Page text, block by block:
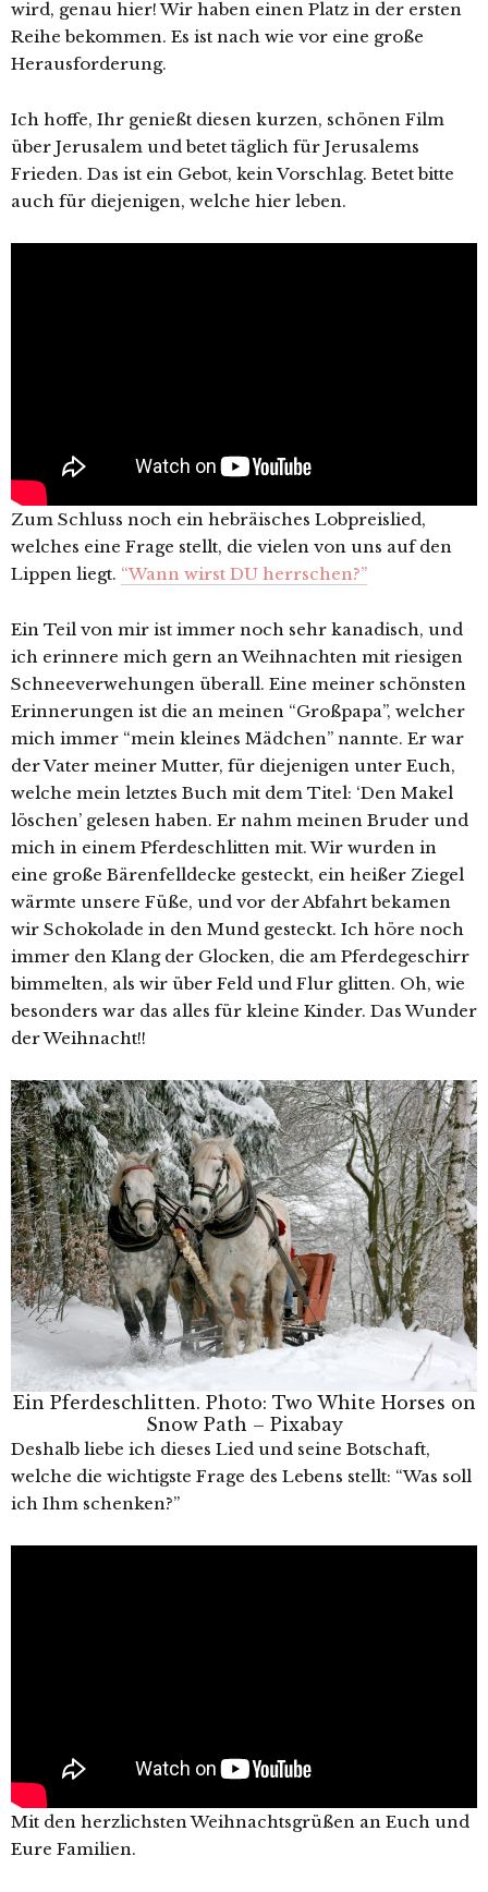
wird, genau hier! Wir haben einen Platz in der ersten
Reihe bekommen. Es ist nach wie vor eine große
Herausforderung.
Ich hoffe, Ihr genießt diesen kurzen, schönen Film
über Jerusalem und betet täglich für Jerusalems
Frieden. Das ist ein Gebot, kein Vorschlag. Betet bitte
auch für diejenigen, welche hier leben.
Zum Schluss noch ein hebräisches Lobpreislied,
welches eine Frage stellt, die vielen von uns auf den
Lippen liegt. “Wann wirst DU herrschen?”
Ein Teil von mir ist immer noch sehr kanadisch, und
ich erinnere mich gern an Weihnachten mit riesigen
Schneeverwehungen überall. Eine meiner schönsten
Erinnerungen ist die an meinen “Großpapa”, welcher
mich immer “mein kleines Mädchen” nannte. Er war
der Vater meiner Mutter, für diejenigen unter Euch,
welche mein letztes Buch mit dem Titel: ‘Den Makel
löschen’ gelesen haben. Er nahm meinen Bruder und
mich in einem Pferdeschlitten mit. Wir wurden in
eine große Bärenfelldecke gesteckt, ein heißer Ziegel
wärmte unsere Füße, und vor der Abfahrt bekamen
wir Schokolade in den Mund gesteckt. Ich höre noch
immer den Klang der Glocken, die am Pferdegeschirr
bimmelten, als wir über Feld und Flur glitten. Oh, wie
besonders war das alles für kleine Kinder. Das Wunder
der Weihnacht!!
Ein Pferdeschlitten. Photo: Two White Horses on
Snow Path – Pixabay
Deshalb liebe ich dieses Lied und seine Botschaft,
welche die wichtigste Frage des Lebens stellt: “Was soll
ich Ihm schenken?”
Mit den herzlichsten Weihnachtsgrüßen an Euch und
Eure Familien.